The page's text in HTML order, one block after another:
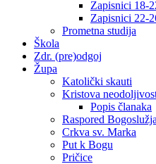
Zapisnici 18-
Zapisnici 22-
Prometna studija
Škola
Zdr. (pre)odgoj
Župa
Katolički skauti
Kristova
Popis članaka
Raspored Bogoslužja
Crkva sv. Marka
Put k Bogu
Pričice